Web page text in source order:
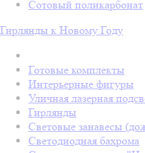
Сотовый поликарбонат
Гирлянды к Новому Году
Готовые комплекты
Интерьерные фигуры
Уличная лазерная
Гирлянды
Световые занавесы
Светодиодная бахрома